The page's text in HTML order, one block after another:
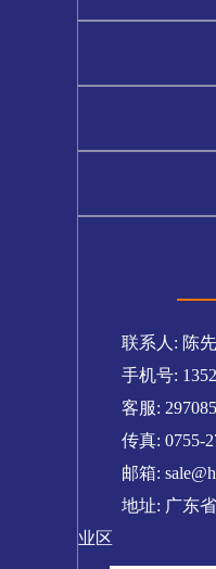
联系人: 陈
手机号:
客服:
传真: 0755-
邮箱:
地址: 广东
业区